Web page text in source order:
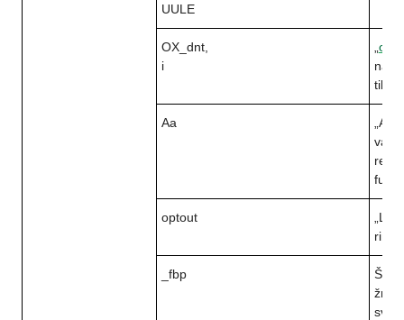
UULE
OX_dnt,
i
Aa
optout
_fbp
Šis